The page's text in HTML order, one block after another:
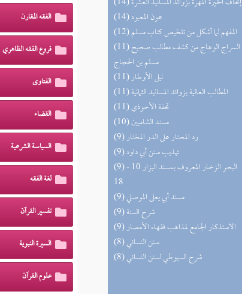
(14) عون المعبود
(12) المفهم لما أشكل من تلخيص كتاب مسلم
(11) السراج الوهاج من كشف مطالب صحيح
مسلم بن الحجاج
(11) نيل الأوطار
(11) المطالب العالية بزوائد المسانيد الثمانية
(11) تحفة الأحوذي
(10) مسند الشاميين
(9) رد المحتار على الدر المختار
(9) تهذيب سنن أبي داود
(9) البحر الزخار المعروف بمسند البزار 10 -
18
(9) مسند أبي يعلى الموصلي
(9) شرح السنة
(9) الاستذكار الجامع لمذاهب فقهاء الأمصار
(8) سنن النسائي
(8) شرح السيوطي لسنن النسائي
الفقه المقارن
فروع الفقه الظاهري
الفتاوى
القضاء
السياسة الشرعية
لغة الفقه
تفسير القرآن
السيرة النبوية
علوم القرآن